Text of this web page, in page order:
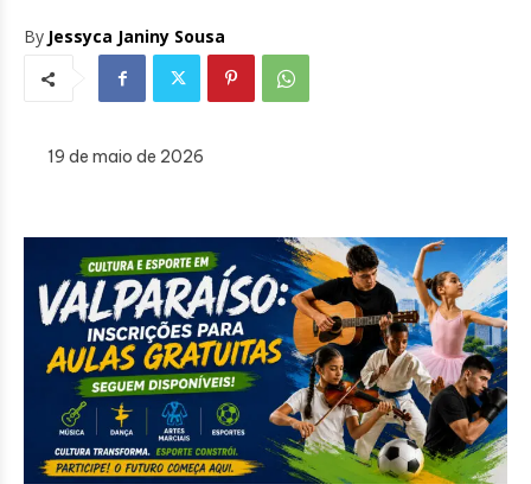
By Jessyca Janiny Sousa
19 de maio de 2026